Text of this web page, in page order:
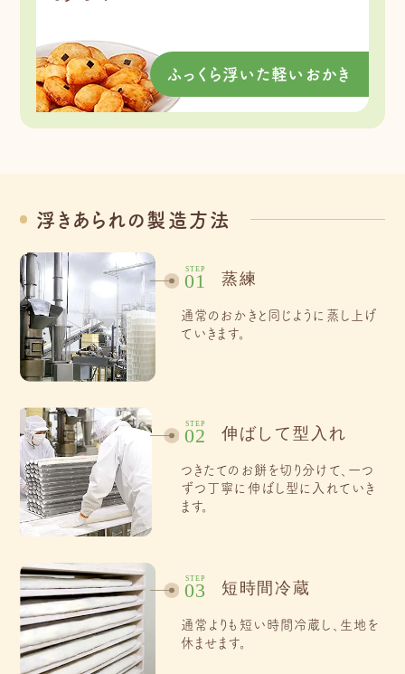
ふっくら浮いた軽いおかき
浮きあられの製造方法
STEP
01 蒸練
通常のおかきと同じように蒸し上げ
ていきます。
STEP
02 伸ばして型入れ
つきたてのお餅を切り分けて、一つ
ずつ丁寧に伸ばし型に入れていき
ます。
STEP
03 短時間冷蔵
通常よりも短い時間冷蔵し、生地を
休ませます。